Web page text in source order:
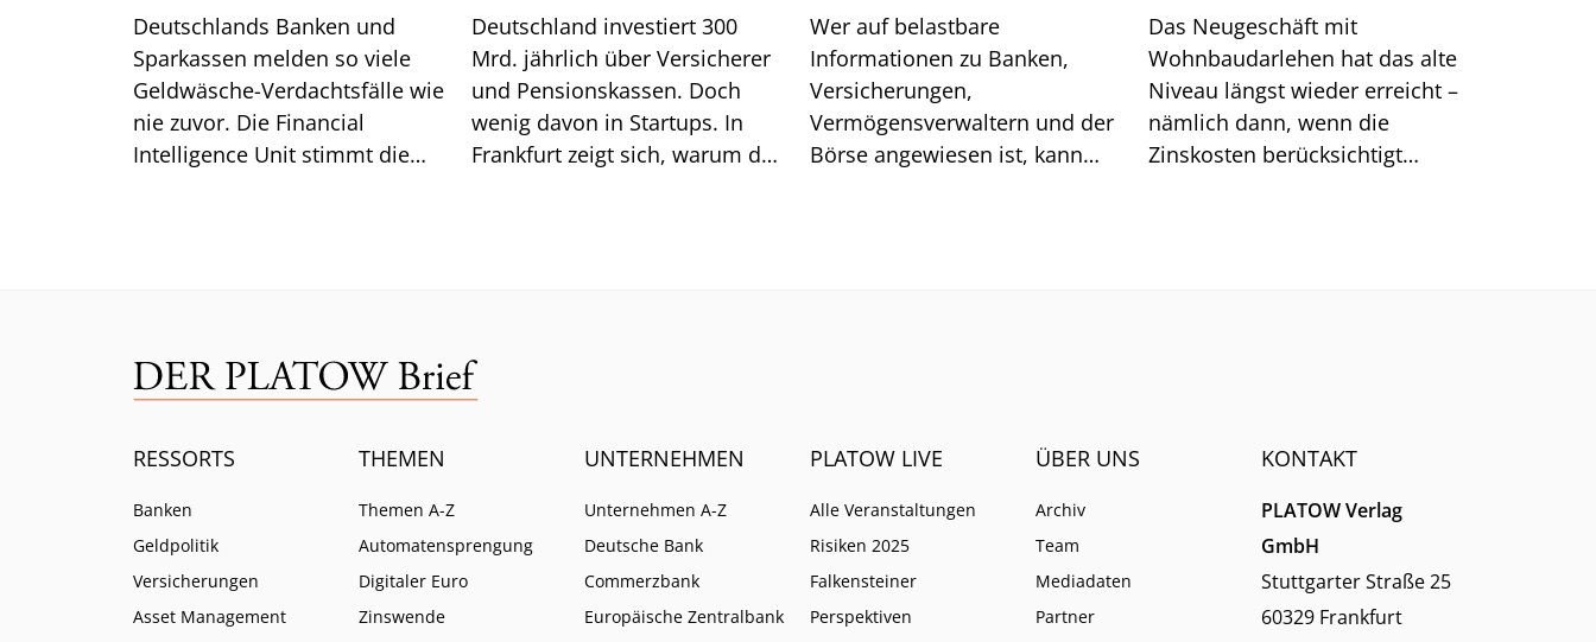
Deutschlands Banken und
Sparkassen melden so viele
Geldwäsche-Verdachtsfälle wie
nie zuvor. Die Financial
Intelligence Unit stimmt die
Deutschland investiert 300
Mrd. jährlich über Versicherer
und Pensionskassen. Doch
wenig davon in Startups. In
Frankfurt zeigt sich, warum das
Wer auf belastbare
Informationen zu Banken,
Versicherungen,
Vermögensverwaltern und der
Börse angewiesen ist, kann
Das Neugeschäft mit
Wohnbaudarlehen hat das alte
Niveau längst wieder erreicht –
nämlich dann, wenn die
Zinskosten berücksichtigt
RESSORTS
Banken
Geldpolitik
Versicherungen
Asset Management
THEMEN
Themen A-Z
Automatensprengung
Digitaler Euro
Zinswende
UNTERNEHMEN
Unternehmen A-Z
Deutsche Bank
Commerzbank
Europäische Zentralbank
PLATOW LIVE
Alle Veranstaltungen
Risiken 2025
Falkensteiner
Perspektiven
ÜBER UNS
Archiv
Team
Mediadaten
Partner
KONTAKT
PLATOW Verlag
GmbH
Stuttgarter Straße 25
60329 Frankfurt